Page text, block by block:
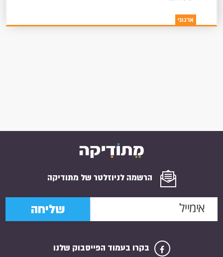
ארגוני
הרשמה לניוזלטר של מתודיקה
שליחה
בקרו בעמוד הפייסבוק שלנו